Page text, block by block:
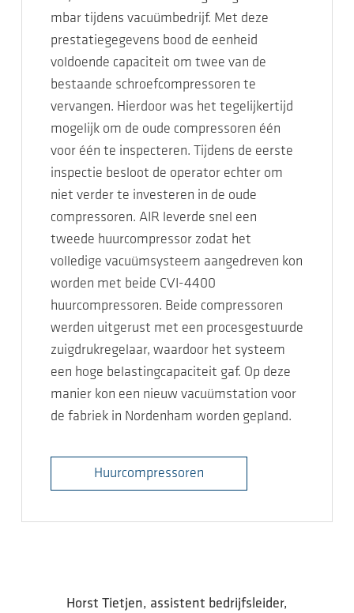
mbar tijdens vacuümbedrijf. Met deze
prestatiegegevens bood de eenheid
voldoende capaciteit om twee van de
bestaande schroefcompressoren te
vervangen. Hierdoor was het tegelijkertijd
mogelijk om de oude compressoren één
voor één te inspecteren. Tijdens de eerste
inspectie besloot de operator echter om
niet verder te investeren in de oude
compressoren. AIR leverde snel een
tweede huurcompressor zodat het
volledige vacuümsysteem aangedreven kon
worden met beide CVI-4400
huurcompressoren. Beide compressoren
werden uitgerust met een procesgestuurde
zuigdrukregelaar, waardoor het systeem
een hoge belastingcapaciteit gaf. Op deze
manier kon een nieuw vacuümstation voor
de fabriek in Nordenham worden gepland.
Huurcompressoren
Horst Tietjen, assistent bedrijfsleider,